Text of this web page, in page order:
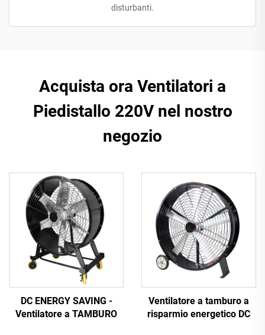
disturbanti.
Acquista ora Ventilatori a
Piedistallo 220V nel nostro
negozio
DC ENERGY SAVING -
Ventilatore a TAMBURO
Ventilatore a tamburo a
risparmio energetico DC